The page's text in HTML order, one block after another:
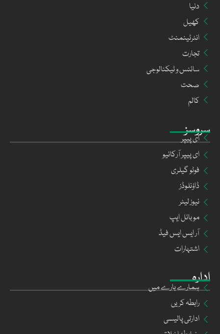
ادارہ
ہمارے بارے میں
رابطہ کریں
ادارتی پالیسی
سروسز
ای پیپر
ای پیپر آرکائیو
فوٹو گیلری
ڈاؤنلوڈز
نیوز لیٹر
موبائل ایپ
آر ایس ایس فیڈ
اشتہارات
دنیا
کھیل
انٹرٹینمنٹ
تجارت
سائنس و ٹیکنالوجی
صحت
کالم